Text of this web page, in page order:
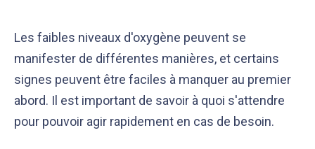
Les faibles niveaux d'oxygène peuvent se
manifester de différentes manières, et certains
signes peuvent être faciles à manquer au premier
abord. Il est important de savoir à quoi s'attendre
pour pouvoir agir rapidement en cas de besoin.